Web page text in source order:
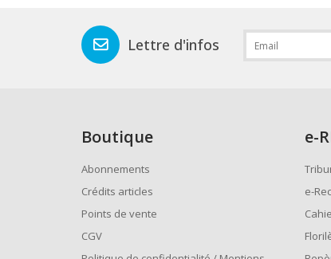
Lettre d'infos
Boutique
Abonnements
Crédits articles
Points de vente
CGV
e-
e-